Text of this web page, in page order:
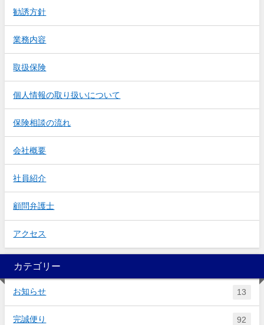
勧誘方針
業務内容
取扱保険
個人情報の取り扱いについて
保険相談の流れ
会社概要
社員紹介
顧問弁護士
アクセス
カテゴリー
お知らせ 13
完誠便り 92